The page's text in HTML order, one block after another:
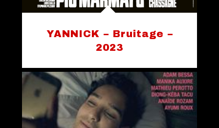
YANNICK – Bruitage –
2023